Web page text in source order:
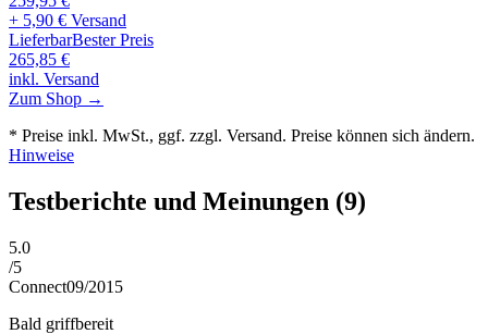
+ 5,90 € Versand
LieferbarBester Preis
265,85 €
inkl. Versand
Zum Shop →
* Preise inkl. MwSt., ggf. zzgl. Versand. Preise können sich ändern.
Hinweise
Testberichte und Meinungen (9)
5.0
/5
Connect09/2015
Bald griffbereit